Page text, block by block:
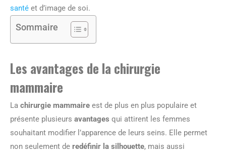
santé et d’image de soi.
Sommaire
Les avantages de la chirurgie
mammaire
La chirurgie mammaire est de plus en plus populaire et
présente plusieurs avantages qui attirent les femmes
souhaitant modifier l’apparence de leurs seins. Elle permet
non seulement de redéfinir la silhouette, mais aussi